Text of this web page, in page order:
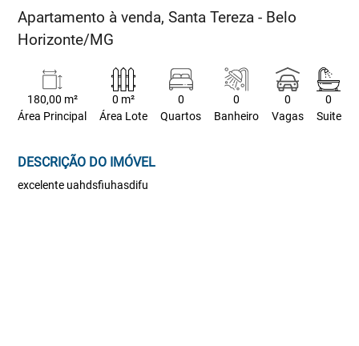
Apartamento à venda, Santa Tereza - Belo
Horizonte/MG
180,00 m²
Área Principal
0 m²
Área Lote
0
Quartos
0
Banheiro
0
Vagas
0
Suite
DESCRIÇÃO DO IMÓVEL
excelente uahdsfiuhasdifu